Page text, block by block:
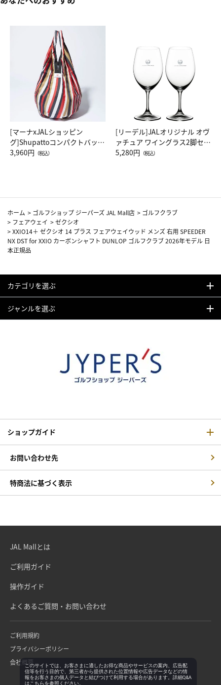
[マーナxJALショッピン
グ]Shupattoコンパクトバッグ
Drop JAL客室乗務員（LC）ス
3,960円 （税込）
[リーデル]JALオリジナル オヴ
ァチュア ワイングラス2脚セッ
ト（レッドワイン）
5,280円 （税込）
ホーム > ゴルフショップ ジーパーズ JAL Mall店 > ゴルフクラブ
> フェアウェイ >ゼクシオ
>XXIO14＋ ゼクシオ 14 プラス フェアウェイウッド メンズ 右用 SPEEDER
NX DST for XXIO カーボンシャフト DUNLOP ゴルフクラブ 2026年モデル 日
本正規品
カテゴリを選ぶ
ジャンルを選ぶ
ショップガイド
お問い合わせ先
特商法に基づく表示
JAL Mallとは
ご利用ガイド
操作ガイド
よくあるご質問・お問い合わせ
ご利用規約
プライバシーポリシー
会社概要このサイトでは、お客さまに適したお得な商品やサービスの案内、広告配
信等を行う目的で、第三者から提供された位置情報や広告データなどの情
報をお客さまの個人データと結びつけて利用する場合があります。詳細Q&A
は こちらを参照ください。